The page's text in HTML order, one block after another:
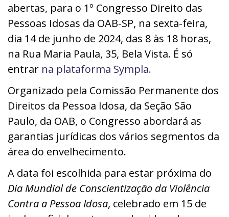
abertas, para o 1º Congresso Direito das
Pessoas Idosas da OAB-SP, na sexta-feira,
dia 14 de junho de 2024, das 8 às 18 horas,
na Rua Maria Paula, 35, Bela Vista. É só
entrar na plataforma Sympla.
Organizado pela Comissão Permanente dos
Direitos da Pessoa Idosa, da Seção São
Paulo, da OAB, o Congresso abordará as
garantias jurídicas dos vários segmentos da
área do envelhecimento.
A data foi escolhida para estar próxima do
Dia Mundial de Conscientização da Violência
Contra a Pessoa Idosa, celebrado em 15 de